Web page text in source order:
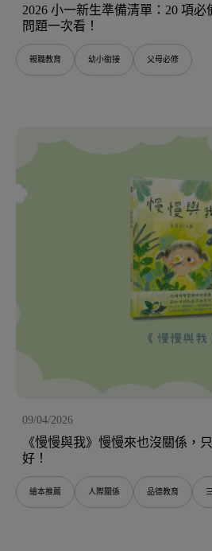
2026 小一新生準備清單：20 項
問題一次看！
親職教育 幼小銜接 父母必修
09/04/2026
《慢慢與我》慢慢來也沒關係，
好！
繪本推薦 人際關係 品德教育